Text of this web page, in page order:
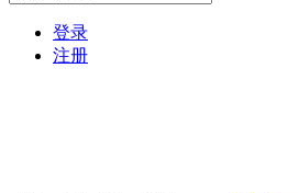
登录
注册